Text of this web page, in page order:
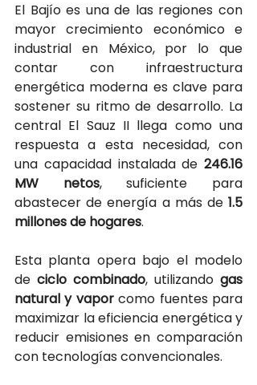
El Bajío es una de las regiones con
mayor crecimiento económico e
industrial en México, por lo que
contar con infraestructura
energética moderna es clave para
sostener su ritmo de desarrollo. La
central El Sauz II llega como una
respuesta a esta necesidad, con
una capacidad instalada de 246.16
MW netos, suficiente para
abastecer de energía a más de 1.5
millones de hogares.
Esta planta opera bajo el modelo
de ciclo combinado, utilizando gas
natural y vapor como fuentes para
maximizar la eficiencia energética y
reducir emisiones en comparación
con tecnologías convencionales.